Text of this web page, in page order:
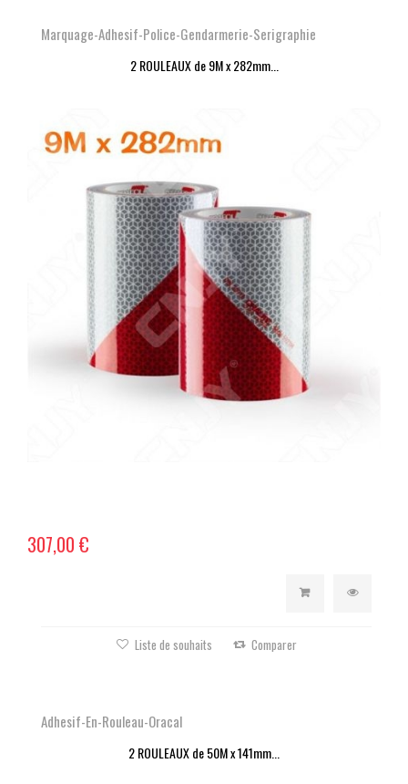
Marquage-Adhesif-Police-Gendarmerie-Serigraphie
2 ROULEAUX de 9M x 282mm...
307,00 €
Liste de souhaits Comparer
Adhesif-En-Rouleau-Oracal
2 ROULEAUX de 50M x 141mm...